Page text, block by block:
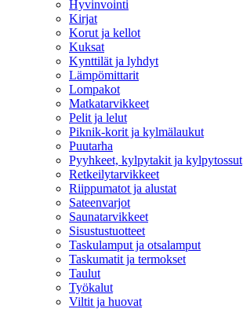
Hyvinvointi
Kirjat
Korut ja kellot
Kuksat
Kynttilät ja lyhdyt
Lämpömittarit
Lompakot
Matkatarvikkeet
Pelit ja lelut
Piknik-korit ja kylmälaukut
Puutarha
Pyyhkeet, kylpytakit ja kylpytossut
Retkeilytarvikkeet
Riippumatot ja alustat
Sateenvarjot
Saunatarvikkeet
Sisustustuotteet
Taskulamput ja otsalamput
Taskumatit ja termokset
Taulut
Työkalut
Viltit ja huovat